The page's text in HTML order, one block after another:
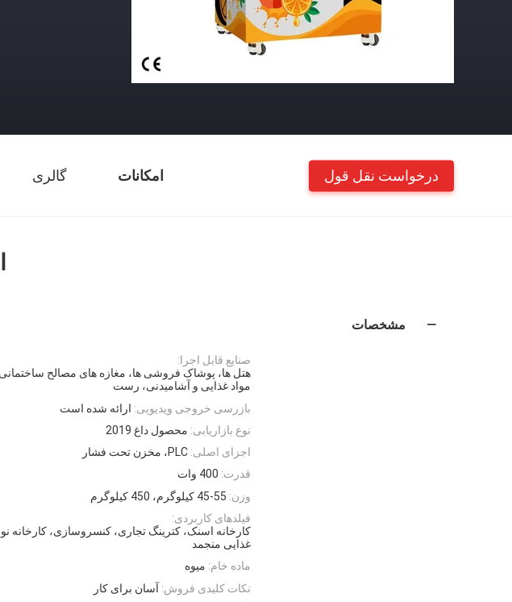
امکانات گالری درخواست نقل قول
مشخصات
صنایع قابل اجرا:
هتل ها، پوشاک فروشی ها، مغازه های مصالح ساختمانی،
مواد غذایی و آشامیدنی، رست
بازرسی خروجی ویدیویی: ارائه شده است
نوع بازاریابی: محصول داغ 2019
اجزای اصلی: PLC، مخزن تحت فشار
قدرت: 400 وات
وزن: 45-55 کیلوگرم، 450 کیلوگرم
فیلدهای کاربردی:
کارخانه اسنک، کترینگ تجاری، کنسروسازی، کارخانه
غذایی منجمد
ماده خام: میوه
نکات کلیدی فروش: آسان برای کار